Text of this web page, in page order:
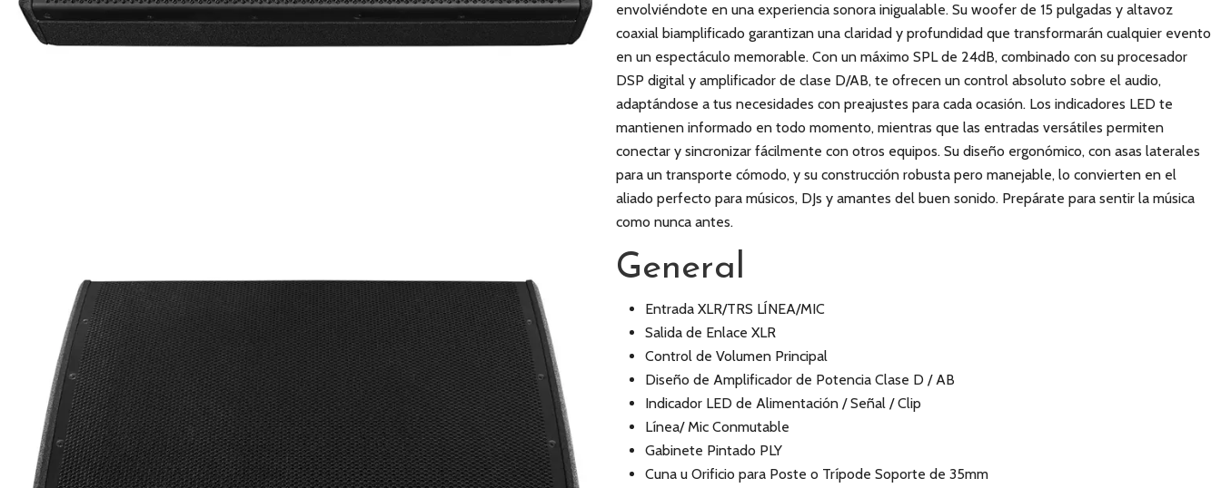
envolviéndote en una experiencia sonora inigualable. Su woofer de 15 pulgadas y altavoz
coaxial biamplificado garantizan una claridad y profundidad que transformarán cualquier evento
en un espectáculo memorable. Con un máximo SPL de 24dB, combinado con su procesador
DSP digital y amplificador de clase D/AB, te ofrecen un control absoluto sobre el audio,
adaptándose a tus necesidades con preajustes para cada ocasión. Los indicadores LED te
mantienen informado en todo momento, mientras que las entradas versátiles permiten
conectar y sincronizar fácilmente con otros equipos. Su diseño ergonómico, con asas laterales
para un transporte cómodo, y su construcción robusta pero manejable, lo convierten en el
aliado perfecto para músicos, DJs y amantes del buen sonido. Prepárate para sentir la música
como nunca antes.
General
Entrada XLR/TRS LÍNEA/MIC
Salida de Enlace XLR
Control de Volumen Principal
Diseño de Amplificador de Potencia Clase D / AB
Indicador LED de Alimentación / Señal / Clip
Línea/ Mic Conmutable
Gabinete Pintado PLY
Cuna u Orificio para Poste o Trípode Soporte de 35mm